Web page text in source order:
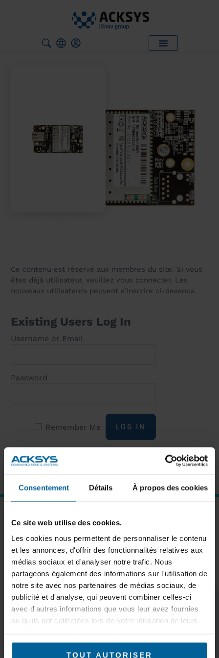
Consentement Détails À propos des cookies
Ce site web utilise des cookies.
Les cookies nous permettent de personnaliser le contenu
et les annonces, d'offrir des fonctionnalités relatives aux
médias sociaux et d'analyser notre trafic. Nous
partageons également des informations sur l'utilisation de
notre site avec nos partenaires de médias sociaux, de
publicité et d'analyse, qui peuvent combiner celles-ci
avec d'autres informations que vous leur avez fournies
ou qu'ils ont collectées lors de votre utilisation de leurs
TOUT AUTORISER
Ce contenu est réservé aux membres du site. Si vous
êtes déjà utilisateur, veuillez vous connecter. Les
nouveaux utilisateurs peuvent s'inscrire ci-dessous.
Existing Users Log In
Username or Email
Password
Remember Me
Forgot password?Click here to reset
New User?
Subscribe
KEEP IN TOUCH